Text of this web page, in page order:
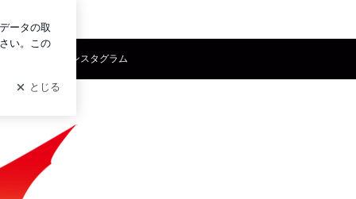
インスタグラム